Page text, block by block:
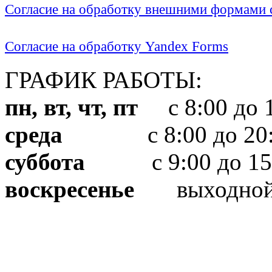
Согласие на обработку внешними формами
Согласие на обработку Yandex Forms
ГРАФИК РАБОТЫ:
пн, вт, чт, пт с 8:00 до
среда с 8:00 до
суббота с 9:00 до
воскресенье